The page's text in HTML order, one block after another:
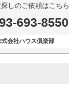
しのご依頼はこちら
693-8550
式会社ハウス倶楽部